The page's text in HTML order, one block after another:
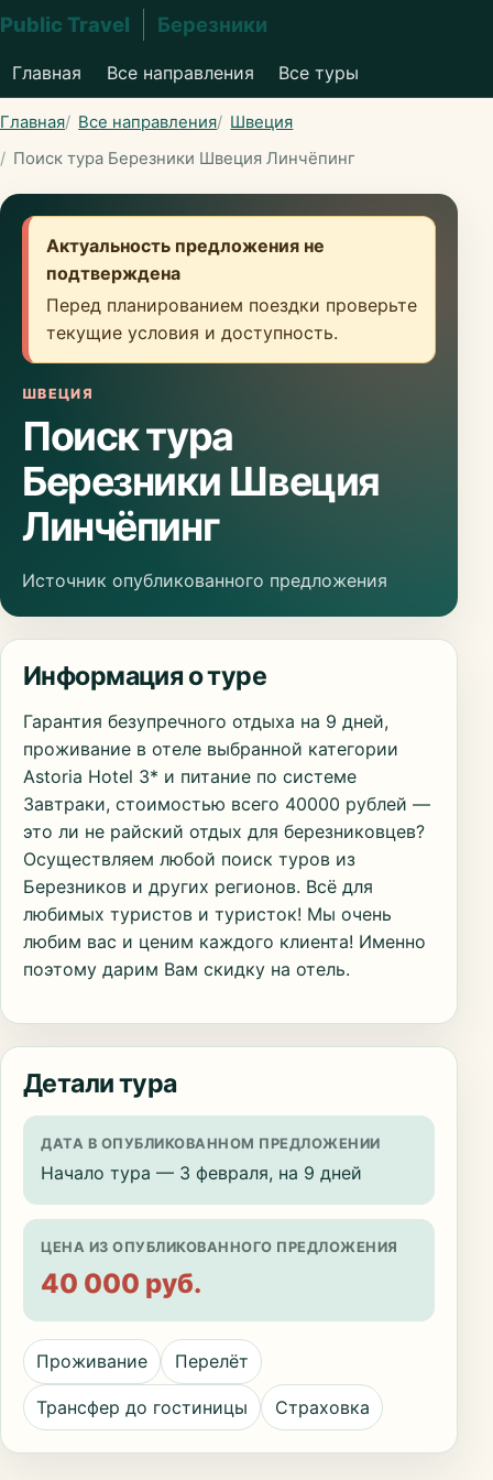
Public Travel Березники
Главная Все направления Все туры
Главная Все направления
Швеция
Поиск тура Березники Швеция Линчёпинг
Актуальность предложения не
подтверждена
Перед планированием поездки проверьте
текущие условия и доступность.
ШВЕЦИЯ
Поиск тура
Березники Швеция
Линчёпинг
Источник опубликованного предложения
Информация о туре
Гарантия безупречного отдыха на 9 дней,
проживание в отеле выбранной категории
Astoria Hotel 3* и питание по системе
Завтраки, стоимостью всего 40000 рублей —
это ли не райский отдых для березниковцев?
Осуществляем любой поиск туров из
Березников и других регионов. Всё для
любимых туристов и туристок! Мы очень
любим вас и ценим каждого клиента! Именно
поэтому дарим Вам скидку на отель.
Детали тура
ДАТА В ОПУБЛИКОВАННОМ ПРЕДЛОЖЕНИИ
Начало тура — 3 февраля, на 9 дней
ЦЕНА ИЗ ОПУБЛИКОВАННОГО ПРЕДЛОЖЕНИЯ
40 000 руб.
Проживание Перелёт
Трансфер до гостиницы Страховка